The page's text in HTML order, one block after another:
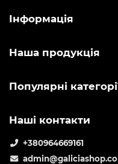
Інформація
Наша продукція
Популярні
Наші контакти
+380964669161